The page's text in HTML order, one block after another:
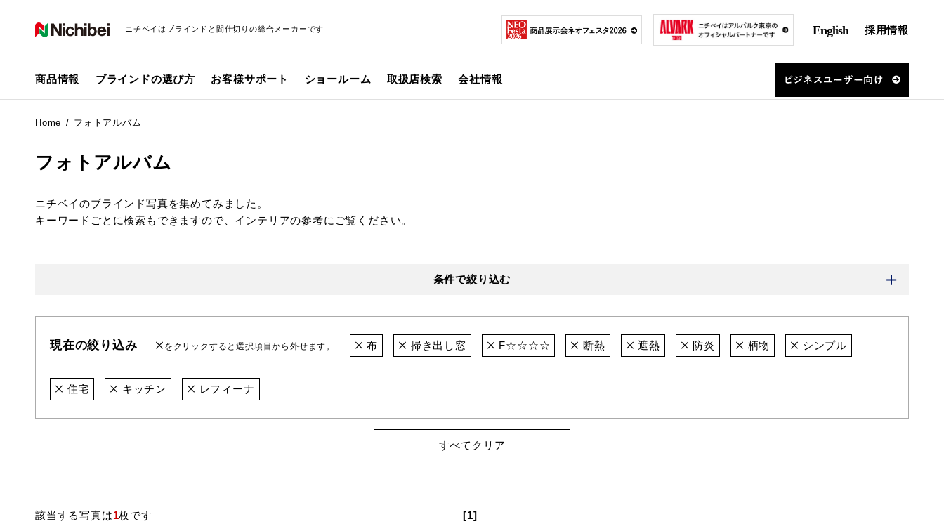
ニチベイはブラインドと間仕切りの総合メーカーです English 採用情報
商品情報 ブラインドの選び方 お客様サポート ショールーム 取扱店検索 会社情報
Home フォトアルバム
フォトアルバム
ニチベイのブラインド写真を集めてみました。
キーワードごとに検索もできますので、インテリアの参考にご覧ください。
条件で絞り込む
現在の絞り込み をクリックすると選択項目から外せます。 布 掃き出し窓 F☆☆☆☆ 断熱 遮熱 防炎 柄物 シンプル
住宅 キッチン レフィーナ
すべてクリア
該当する写真は1枚です [1]